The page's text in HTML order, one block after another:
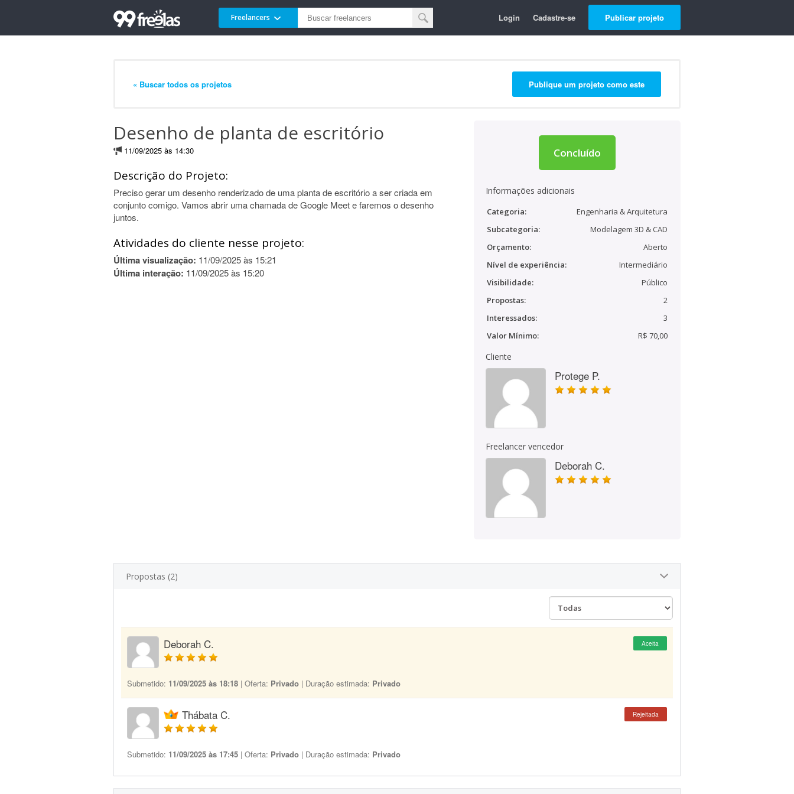
Freelancers Login Cadastre-se Publicar projeto
« Buscar todos os projetos Publique um projeto como este
Desenho de planta de escritório
11/09/2025 às 14:30
Descrição do Projeto:
Preciso gerar um desenho renderizado de uma planta de escritório a ser criada em
conjunto comigo. Vamos abrir uma chamada de Google Meet e faremos o desenho
juntos.
Atividades do cliente nesse projeto:
Última visualização: 11/09/2025 às 15:21
Última interação: 11/09/2025 às 15:20
Concluído
Informações adicionais
Categoria:
Engenharia & Arquitetura
Subcategoria:
Modelagem 3D & CAD
Orçamento:
Aberto
Nível de experiência:
Intermediário
Visibilidade:
Público
Propostas:
2
Interessados:
3
Valor Mínimo:
R$ 70,00
Cliente
Protege P.
Freelancer vencedor
Deborah C.
Propostas (2)
Deborah C. Aceita
Submetido: 11/09/2025 às 18:18 | Oferta: Privado | Duração estimada: Privado
Thábata C. Rejeitada
Submetido: 11/09/2025 às 17:45 | Oferta: Privado | Duração estimada: Privado